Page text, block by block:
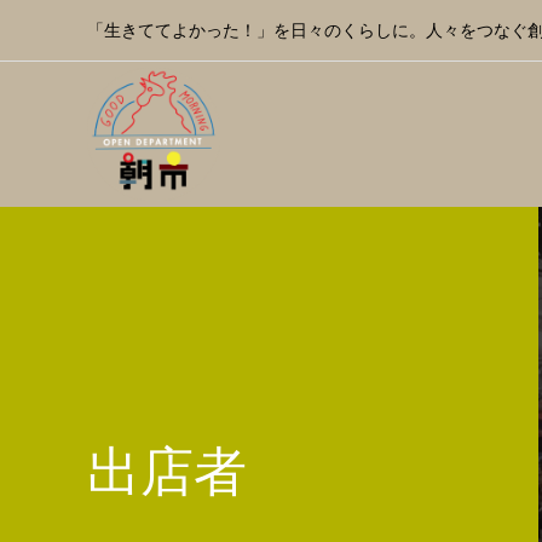
「生きててよかった！」を日々のくらしに。人々をつなぐ
出店者